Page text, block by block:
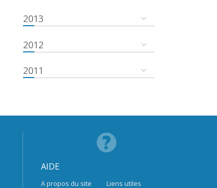
2013
2012
2011
AIDE
A propos du site Liens utiles